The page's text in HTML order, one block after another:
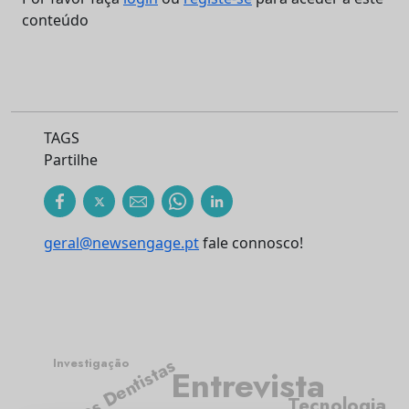
conteúdo
TAGS
Partilhe
geral@newsengage.ptfale connosco!
Entrevista
Investigação